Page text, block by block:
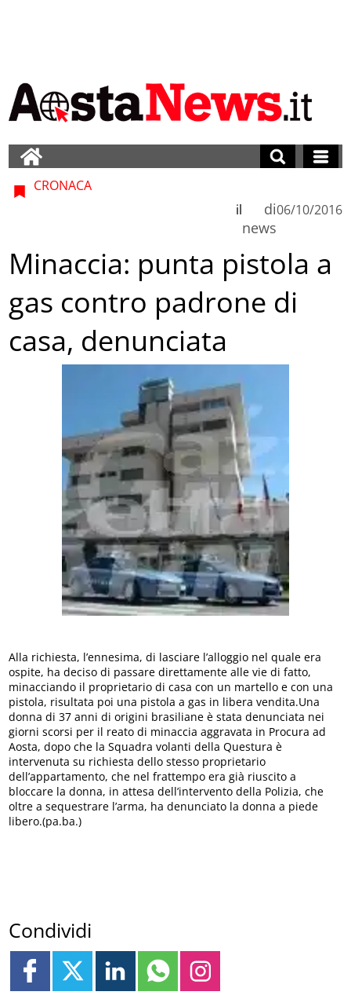
CRONACA
di
news
il 06/10/2016
Minaccia: punta pistola a
gas contro padrone di
casa, denunciata
Alla richiesta, l’ennesima, di lasciare l’alloggio nel quale era
ospite, ha deciso di passare direttamente alle vie di fatto,
minacciando il proprietario di casa con un martello e con una
pistola, risultata poi una pistola a gas in libera vendita.Una
donna di 37 anni di origini brasiliane è stata denunciata nei
giorni scorsi per il reato di minaccia aggravata in Procura ad
Aosta, dopo che la Squadra volanti della Questura è
intervenuta su richiesta dello stesso proprietario
dell’appartamento, che nel frattempo era già riuscito a
bloccare la donna, in attesa dell’intervento della Polizia, che
oltre a sequestrare l’arma, ha denunciato la donna a piede
libero.(pa.ba.)
Condividi